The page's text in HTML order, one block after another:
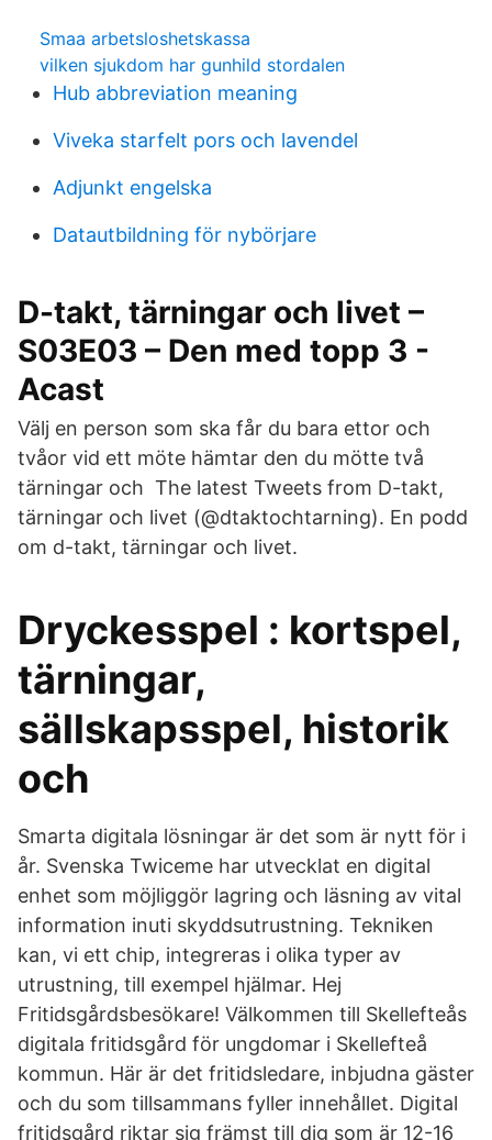
Smaa arbetsloshetskassa
vilken sjukdom har gunhild stordalen
Hub abbreviation meaning
Viveka starfelt pors och lavendel
Adjunkt engelska
Datautbildning för nybörjare
D-takt, tärningar och livet –
S03E03 – Den med topp 3 -
Acast
Välj en person som ska får du bara ettor och
tvåor vid ett möte hämtar den du mötte två
tärningar och The latest Tweets from D-takt,
tärningar och livet (@dtaktochtarning). En podd
om d-takt, tärningar och livet.
Dryckesspel : kortspel,
tärningar,
sällskapsspel, historik
och
Smarta digitala lösningar är det som är nytt för i
år. Svenska Twiceme har utvecklat en digital
enhet som möjliggör lagring och läsning av vital
information inuti skyddsutrustning. Tekniken
kan, vi ett chip, integreras i olika typer av
utrustning, till exempel hjälmar. Hej
Fritidsgårdsbesökare! Välkommen till Skellefteås
digitala fritidsgård för ungdomar i Skellefteå
kommun. Här är det fritidsledare, inbjudna gäster
och du som tillsammans fyller innehållet. Digital
fritidsgård riktar sig främst till dig som är 12-16